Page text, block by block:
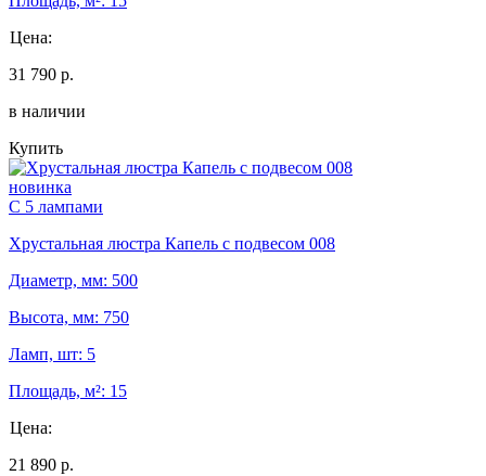
Цена:
31 790 р.
в наличии
Купить
новинка
С 5 лампами
Хрустальная люстра Капель с подвесом 008
Диаметр, мм: 500
Высота, мм: 750
Ламп, шт: 5
Площадь, м²: 15
Цена:
21 890 р.